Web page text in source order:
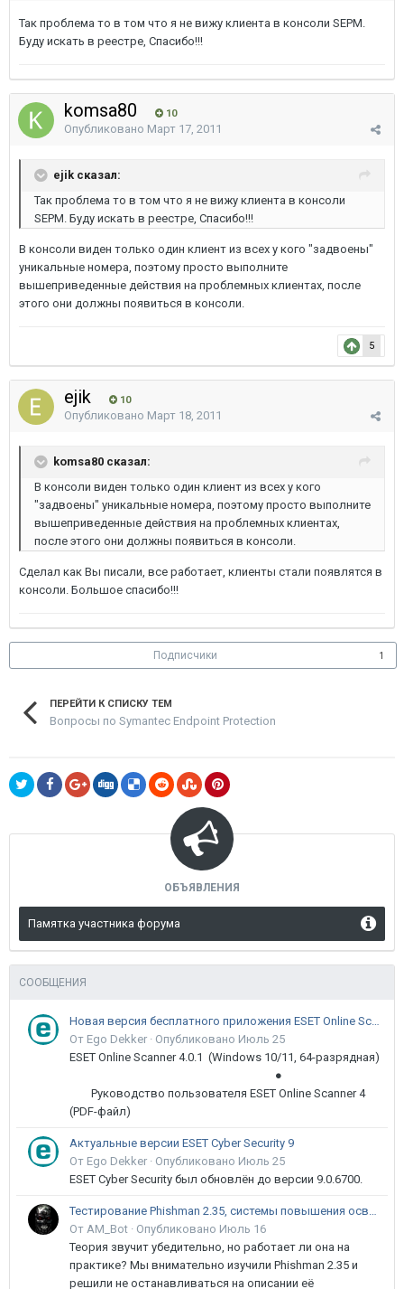
Так проблема то в том что я не вижу клиента в консоли SEPM.
Буду искать в реестре, Спасибо!!!
komsa80 10
Опубликовано Март 17, 2011
ejik сказал:
Так проблема то в том что я не вижу клиента в консоли
SEPM. Буду искать в реестре, Спасибо!!!
В консоли виден только один клиент из всех у кого "задвоены"
уникальные номера, поэтому просто выполните
вышеприведенные действия на проблемных клиентах, после
этого они должны появиться в консоли.
5
ejik 10
Опубликовано Март 18, 2011
komsa80 сказал:
В консоли виден только один клиент из всех у кого
"задвоены" уникальные номера, поэтому просто выполните
вышеприведенные действия на проблемных клиентах,
после этого они должны появиться в консоли.
Сделал как Вы писали, все работает, клиенты стали появлятся в
консоли. Большое спасибо!!!
Подписчики 1
ПЕРЕЙТИ К СПИСКУ ТЕМ
Вопросы по Symantec Endpoint Protection
ОБЪЯВЛЕНИЯ
Памятка участника форума
СООБЩЕНИЯ
Новая версия бесплатного приложения ESET Online Scanner доступна пользователям
От Ego Dekker · Опубликовано Июль 25
ESET Online Scanner 4.0.1 (Windows 10/11, 64-разрядная)
●
Руководство пользователя ESET Online Scanner 4
(PDF-файл)
Актуальные версии ESET Cyber Security 9
От Ego Dekker · Опубликовано Июль 25
ESET Cyber Security был обновлён до версии 9.0.6700.
Тестирование Phishman 2.35, системы повышения осведомлённости пользователей в сфере ИБ
От AM_Bot · Опубликовано Июль 16
Теория звучит убедительно, но работает ли она на
практике? Мы внимательно изучили Phishman 2.35 и
решили не останавливаться на описании её